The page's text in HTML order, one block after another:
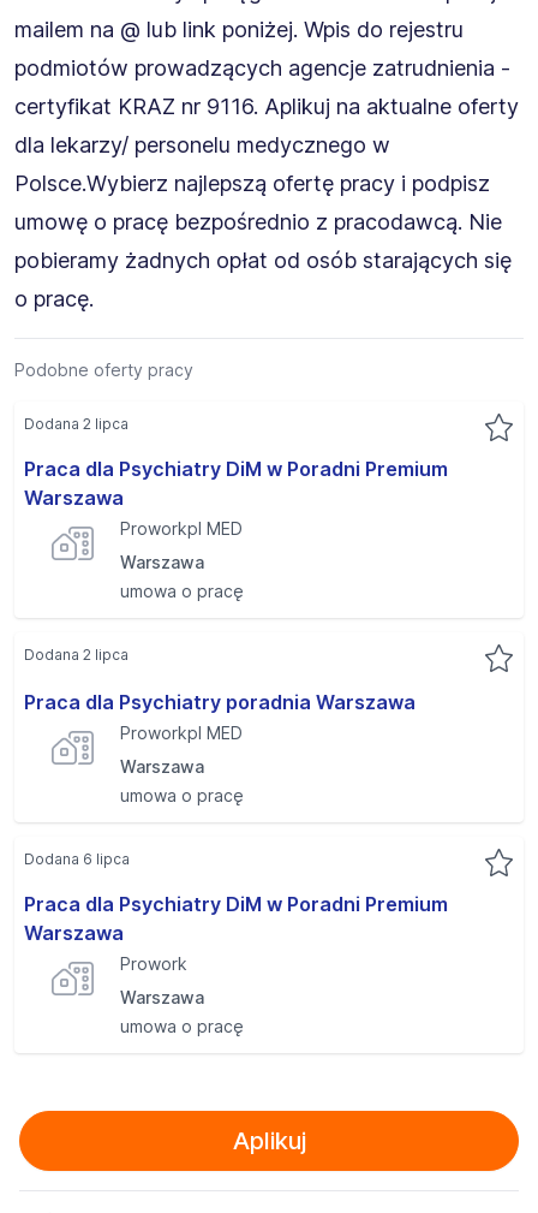
mailem na @ lub link poniżej. Wpis do rejestru
podmiotów prowadzących agencje zatrudnienia -
certyfikat KRAZ nr 9116. Aplikuj na aktualne oferty
dla lekarzy/ personelu medycznego w
Polsce.Wybierz najlepszą ofertę pracy i podpisz
umowę o pracę bezpośrednio z pracodawcą. Nie
pobieramy żadnych opłat od osób starających się
o pracę.
Podobne oferty pracy
Praca dla Psychiatry DiM w Poradni Premium
Warszawa
Proworkpl MED
Warszawa
umowa o pracę
Dodana 2 lipca
Praca dla Psychiatry poradnia Warszawa
Proworkpl MED
Warszawa
umowa o pracę
Dodana 2 lipca
Praca dla Psychiatry DiM w Poradni Premium
Warszawa
Prowork
Warszawa
umowa o pracę
Dodana 6 lipca
Aplikuj